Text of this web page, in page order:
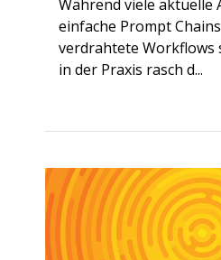
Während viele aktuelle
einfache Prompt
verdrahtete Workflows
in der Praxis rasch d...